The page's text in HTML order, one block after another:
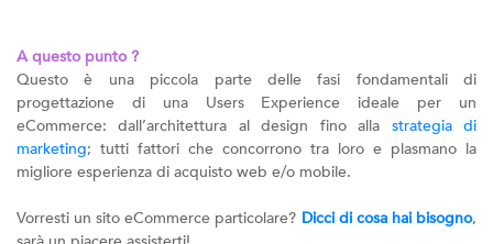
A questo punto ?
Questo è una piccola parte delle fasi fondamentali di
progettazione di una Users Experience ideale per un
eCommerce: dall’architettura al design fino alla strategia di
marketing; tutti fattori che concorrono tra loro e plasmano la
migliore esperienza di acquisto web e/o mobile.
Vorresti un sito eCommerce particolare? Dicci di cosa hai bisogno,